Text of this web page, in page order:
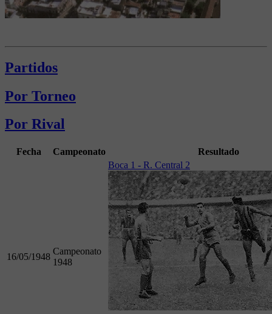
Partidos
Por Torneo
Por Rival
Fecha Campeonato Resultado
16/05/1948
Campeonato
1948
Boca 1 - R. Central 2